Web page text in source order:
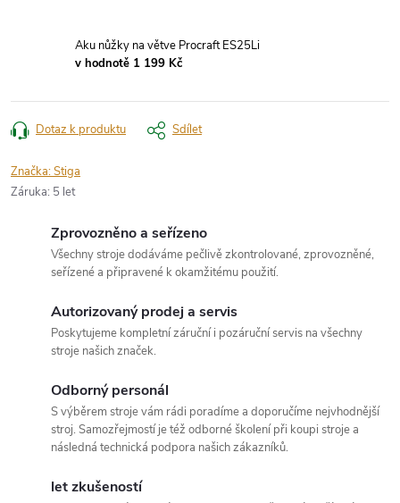
Aku nůžky na větve Procraft ES25Li
v hodnotě 1 199 Kč
Dotaz k produktu Sdílet
Značka:Stiga
Záruka: 5 let
Zprovozněno a seřízeno
Všechny stroje dodáváme pečlivě zkontrolované, zprovozněné,
seřízené a připravené k okamžitému použití.
Autorizovaný prodej a servis
Poskytujeme kompletní záruční i pozáruční servis na všechny
stroje našich značek.
Odborný personál
S výběrem stroje vám rádi poradíme a doporučíme nejvhodnější
stroj. Samozřejmostí je též odborné školení při koupi stroje a
následná technická podpora našich zákazníků.
let zkušeností